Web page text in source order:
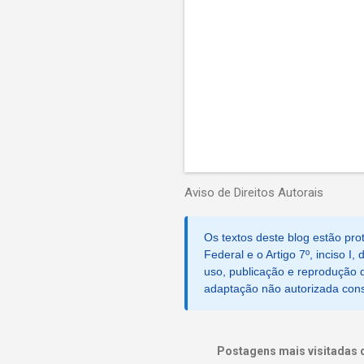
Aviso de Direitos Autorais
Os textos deste blog estão
Federal e o Artigo 7º, inciso I,
uso, publicação e reprodução
adaptação não autorizada
Postagens mais visitadas